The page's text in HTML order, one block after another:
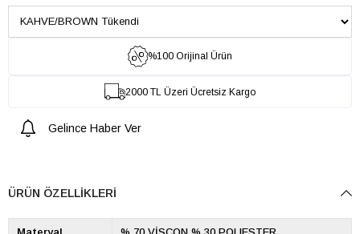
%100 Orijinal Ürün
2000 TL Üzeri Ücretsiz Kargo
Gelince Haber Ver
ÜRÜN ÖZELLIKLERI